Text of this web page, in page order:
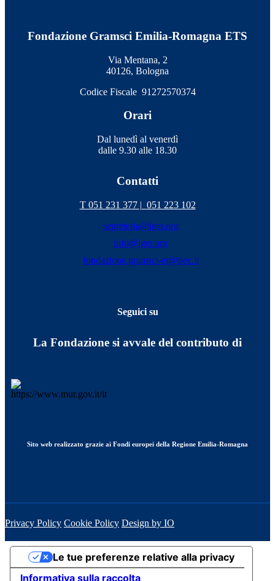
Fondazione Gramsci Emilia-Romagna ETS
Via Mentana, 2
40126, Bologna
Codice Fiscale 91272570374
Orari
Dal lunedì al venerdì
dalle 9.30 alle 18.30
Contatti
T 051 231 377 | 051 223 102
segreteria@iger.org
info@iger.org
fondazione.gramsci-er@pec.it
Seguici su
La Fondazione si avvale del contributo di
Sito web realizzato grazie ai Fondi europei della Regione Emilia-Romagna
Privacy Policy Cookie Policy Design by IO
Informativa sulla raccolta
Le tue preferenze relative alla privacy